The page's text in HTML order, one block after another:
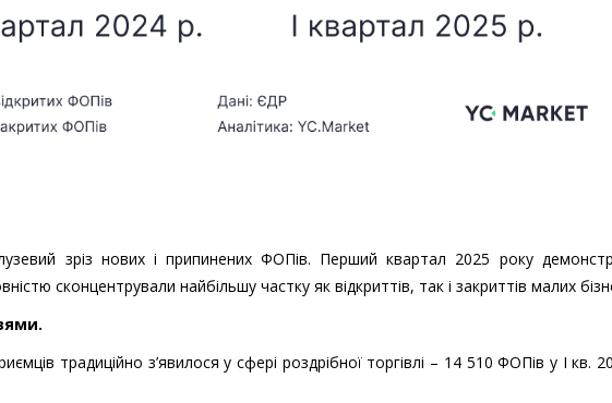
зріз нових і припинених ФОПів. Перший квартал 2025 року
сконцентрували найбільшу частку як відкриттів, так і закриттів малих
традиційно з’явилося у сфері роздрібної торгівлі – 14 510 ФОПів у I кв.